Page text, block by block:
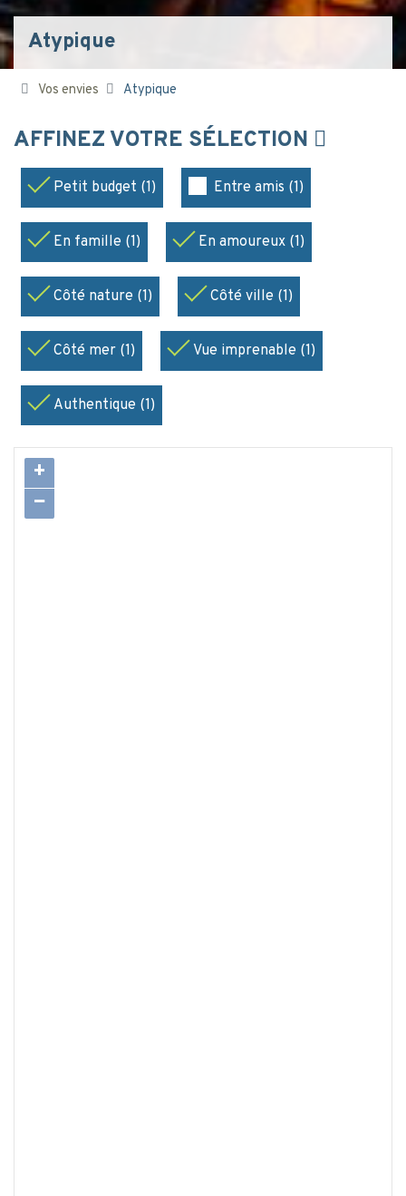
Atypique
Vos envies Atypique
AFFINEZ VOTRE SÉLECTION
Petit budget (1) Entre amis (1)
En famille (1) En amoureux (1)
Côté nature (1) Côté ville (1)
Côté mer (1) Vue imprenable (1)
Authentique (1)
+
−